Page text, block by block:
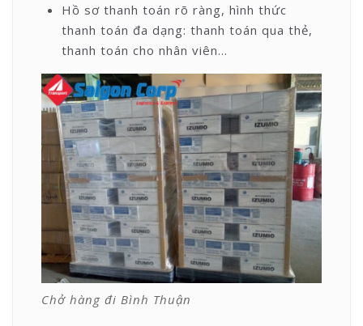
Hồ sơ thanh toán rõ ràng, hình thức
thanh toán đa dạng: thanh toán qua thẻ,
thanh toán cho nhân viên…
Chở hàng đi Bình Thuận